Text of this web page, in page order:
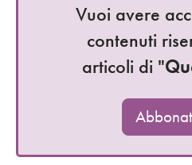
Vuoi avere
contenuti
articoli di "